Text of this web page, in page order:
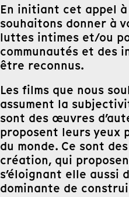
En initiant cet appel
souhaitons donner à
luttes intimes et/ou
communautés et des
être reconnus.
Les films que nous
assument la
sont des œuvres
proposent leurs yeux
du monde. Ce sont
création, qui
s’éloignant elle aussi
dominante de